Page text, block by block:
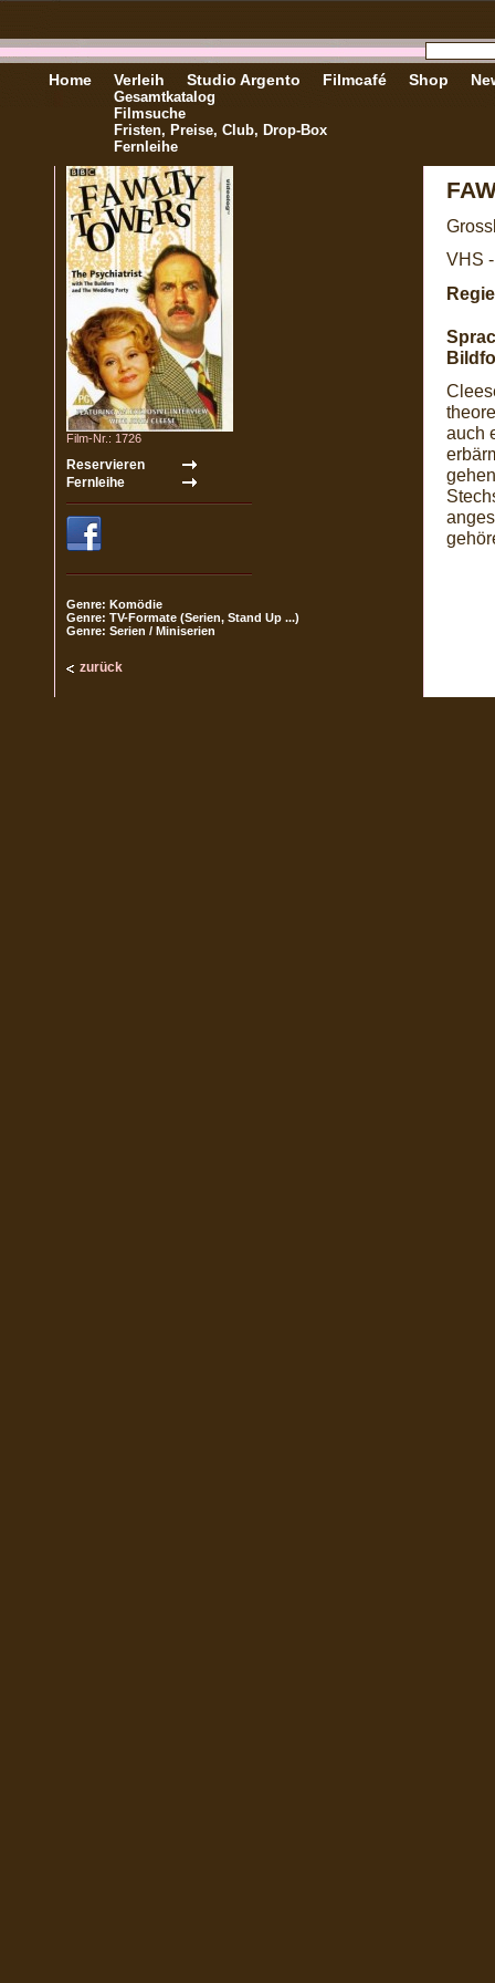
Home Verleih
Gesamtkatalog
Filmsuche
Fristen, Preise, Club, Drop-Box
Fernleihe
Studio Argento Filmcafé Shop
Film-Nr.: 1726
Genre: Komödie
Genre: TV-Formate (Serien, Stand Up ...)
Genre: Serien / Miniserien
zurück
VHS
auch